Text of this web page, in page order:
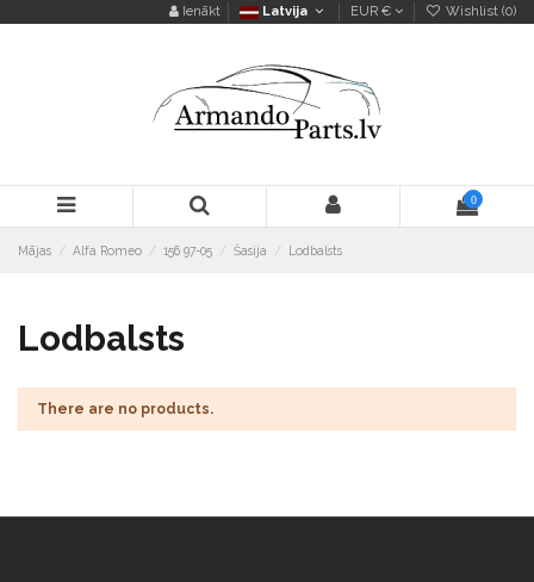
Ienākt Latvija EUR € Wishlist (0)
0
Mājas Alfa Romeo 156 97-05 Šasija Lodbalsts
Lodbalsts
There are no products.